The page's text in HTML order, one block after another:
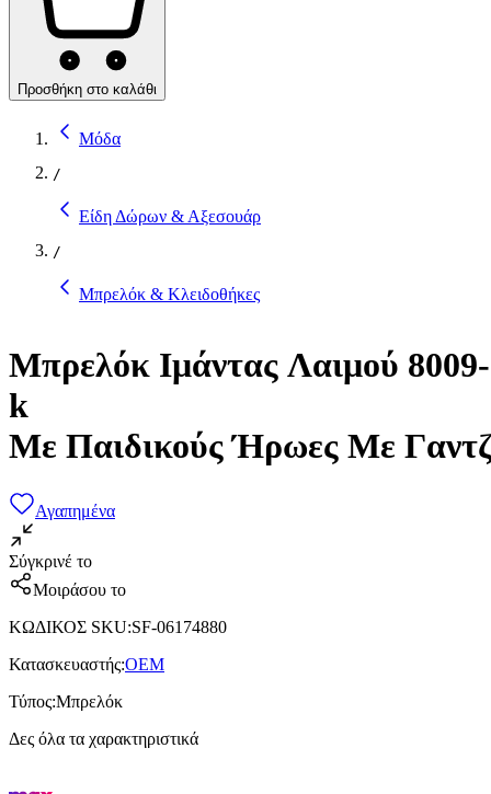
Προσθήκη στο καλάθι
Μόδα
/
Είδη Δώρων & Αξεσουάρ
/
Μπρελόκ & Κλειδοθήκες
Μπρελόκ Ιμάντας Λαιμού 8009-
k
Με Παιδικούς Ήρωες Με
Αγαπημένα
Σύγκρινέ το
Μοιράσου το
ΚΩΔΙΚΟΣ SKU:SF-06174880
Κατασκευαστής:OEM
Τύπος:Μπρελόκ
Δες όλα τα χαρακτηριστικά